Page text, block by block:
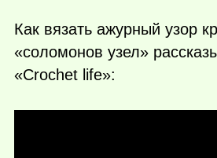
Как вязать ажурный узор
«соломонов узел»
«Crochet life»: